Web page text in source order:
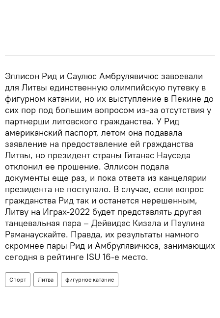
Эллисон Рид и Саулюс Амбрулявичюс завоевали
для Литвы единственную олимпийскую путевку в
фигурном катании, но их выступление в Пекине до
сих пор под большим вопросом из-за отсутствия у
партнерши литовского гражданства. У Рид
американский паспорт, летом она подавала
заявление на предоставление ей гражданства
Литвы, но президент страны Гитанас Науседа
отклонил ее прошение. Эллисон подала
документы еще раз, и пока ответа из канцелярии
президента не поступало. В случае, если вопрос
гражданства Рид так и останется нерешенным,
Литву на Играх-2022 будет представлять другая
танцевальная пара – Дейвидас Кизала и Паулина
Раманаускайте. Правда, их результаты намного
скромнее пары Рид и Амбрулявичюса, занимающих
сегодня в рейтинге ISU 16-е место.
Спорт Литва фигурное катание